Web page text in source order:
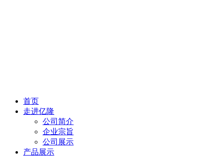
首页
走进亿隆
公司简介
企业宗旨
公司展示
产品展示